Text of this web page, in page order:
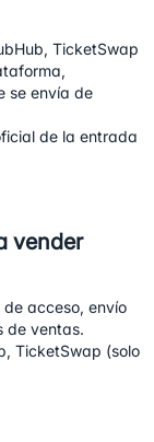
, TicketSwap
se envía de
de la entrada
vender
acceso, envío
de ventas.
, TicketSwap (solo